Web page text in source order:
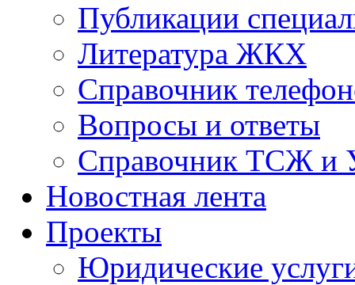
Публикации
Литература ЖКХ
Справочник
Вопросы и ответы
Справочник ТСЖ и
Новостная лента
Проекты
Юридические